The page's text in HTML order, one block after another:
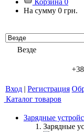
Корзина 0
На сумму 0 грн.
Везде
Вход | Регистрация
Каталог товаров
Зарядные
Зарядные